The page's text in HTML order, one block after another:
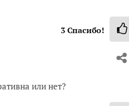
3Спасибо!
или нет?